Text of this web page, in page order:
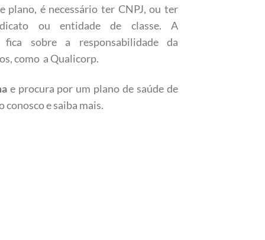
plano, é necessário ter CNPJ, ou ter
ou entidade de classe. A
sobre a responsabilidade da
como a Qualicorp.
e procura por um plano de saúde de
e saiba mais.